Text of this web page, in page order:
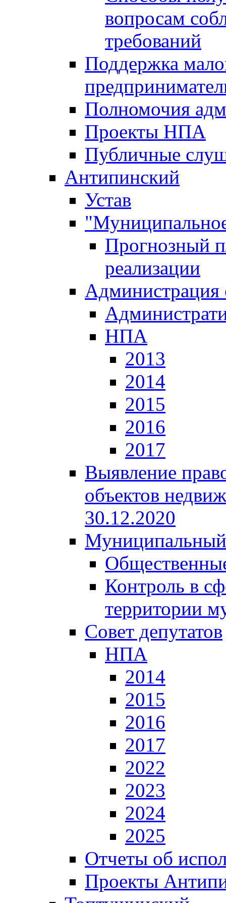
вопросам
требований
Поддержка
Полномочия
Проекты НПА
Публичные
Антипинский
Устав
Прогнозный
реализации
Администрация
НПА
2013
2014
2015
2016
2017
Выявление
объектов
30.12.2020
Муниципальный
Контроль в
территории
Совет депутатов
НПА
2014
2015
2016
2017
2022
2023
2024
2025
Отчеты об
Проекты